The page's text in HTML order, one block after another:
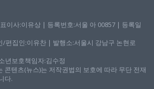
이사:이유상 | 등록번호:서울 아 00857 | 등록일
편집인:이유찬 | 발행소:서울시 강남구 논현로
년보호책임자:김수정
콘텐츠(뉴스)는 저작권법의 보호에 따라 무단 전재
다.